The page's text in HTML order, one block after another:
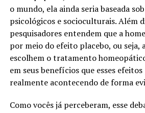
o mundo, ela ainda seria baseada
psicológicos e socioculturais. Além
pesquisadores entendem que a
por meio do efeito placebo, ou seja,
escolhem o tratamento
em seus benefícios que esses
realmente acontecendo de forma
Como vocês já perceberam, esse